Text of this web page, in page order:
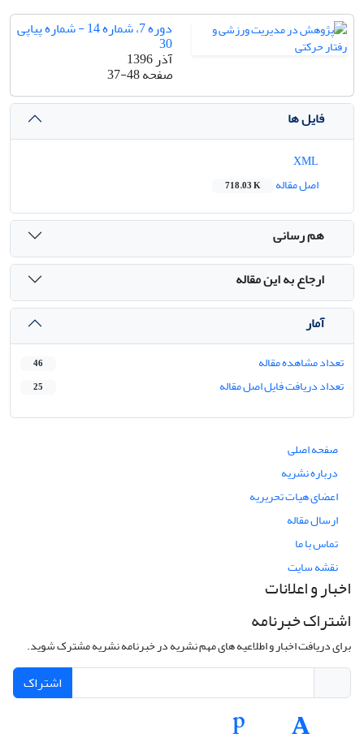
دوره 7، شماره 14 - شماره پیاپی
30
آذر 1396
صفحه37-48
فایل ها
اصل مقاله
718.03 K
هم رسانی
ارجاع به این مقاله
آمار
تعداد مشاهده مقاله 46
تعداد دریافت فایل اصل مقاله 25
صفحه اصلی
درباره نشریه
اعضای هیات تحریریه
ارسال مقاله
تماس با ما
نقشه سایت
اخبار و اعلانات
اشتراک خبرنامه
برای دریافت اخبار و اطلاعیه های مهم نشریه در خبرنامه نشریه مشترک شوید.
اشتراک